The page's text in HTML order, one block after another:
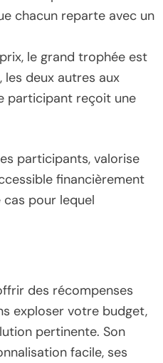
chacun reparte avec un
le grand trophée est
les deux autres aux
participant reçoit une
participants, valorise
financièrement
pour lequel
des récompenses
exploser votre budget,
pertinente. Son
facile, ses